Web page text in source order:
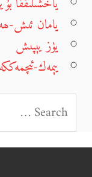
يامان ئىش-
يۈز يېپىش
يېمەك-